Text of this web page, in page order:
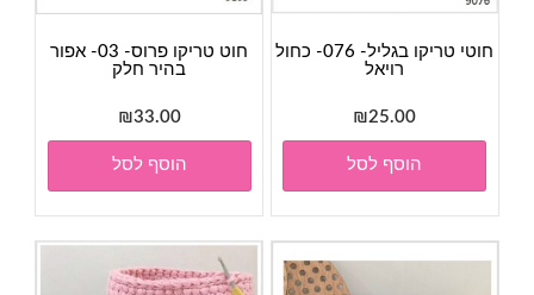
חוטי טריקו בגליל- 076- כחול
רויאל
₪25.00
הוסף לסל
חוט טריקו פרוס- 03- אפור
בהיר חלק
₪33.00
הוסף לסל